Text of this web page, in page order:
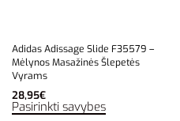
Adidas Adissage Slide F35579 –
Mėlynos Masažinės Šlepetės
Vyrams
28,95€
Pasirinkti savybes